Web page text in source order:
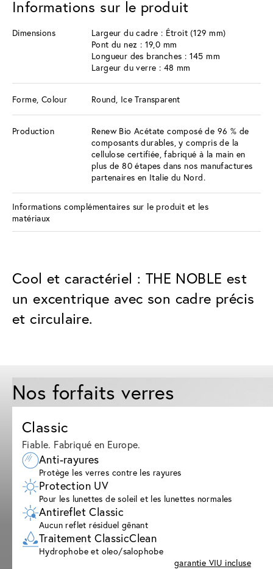
Informations sur le produit
Dimensions
Largeur du cadre : Étroit (129 mm)
Pont du nez : 19,0 mm
Longueur des branches : 145 mm
Largeur du verre : 48 mm
Forme, Colour Round, Ice Transparent
Production
Renew Bio Acétate composé de 96 % de
composants durables, y compris de la
cellulose certifiée, fabriqué à la main en
plus de 80 étapes dans nos manufactures
partenaires en Italie du Nord.
Informations complémentaires sur le produit et les
matériaux
Cool et caractériel : THE NOBLE est
un excentrique avec son cadre précis
et circulaire.
Nos forfaits verres
Classic
Fiable. Fabriqué en Europe.
Anti-rayures
Protège les verres contre les rayures
Protection UV
Pour les lunettes de soleil et les lunettes normales
Antireflet Classic
Aucun reflet résiduel gênant
Traitement ClassicClean
Hydrophobe et oleo/salophobe
garantie VIU incluse